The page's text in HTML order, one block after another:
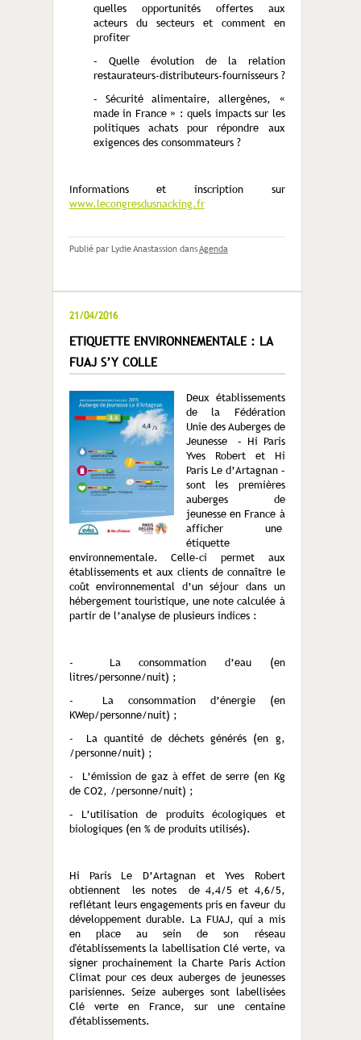
quelles opportunités offertes aux
acteurs du secteurs et comment en
profiter
– Quelle évolution de la relation
restaurateurs-distributeurs-fournisseurs ?
– Sécurité alimentaire, allergènes, «
made in France » : quels impacts sur les
politiques achats pour répondre aux
exigences des consommateurs ?
Informations et inscription sur
www.lecongresdusnacking.fr
Publié par Lydie Anastassion dansAgenda
21/04/2016
ETIQUETTE ENVIRONNEMENTALE : LA
FUAJ S’Y COLLE
Deux établissements
de la Fédération
Unie des Auberges de
Jeunesse – Hi Paris
Yves Robert et Hi
Paris Le d’Artagnan –
sont les premières
auberges de
jeunesse en France à
afficher une
étiquette
environnementale. Celle-ci permet aux
établissements et aux clients de connaître le
coût environnemental d’un séjour dans un
hébergement touristique, une note calculée à
partir de l’analyse de plusieurs indices :
- La consommation d’eau (en
litres/personne/nuit) ;
- La consommation d’énergie (en
KWep/personne/nuit) ;
- La quantité de déchets générés (en g,
/personne/nuit) ;
- L’émission de gaz à effet de serre (en Kg
de CO2, /personne/nuit) ;
– L’utilisation de produits écologiques et
biologiques (en % de produits utilisés).
Hi Paris Le D’Artagnan et Yves Robert
obtiennent les notes de 4,4/5 et 4,6/5,
reflétant leurs engagements pris en faveur du
développement durable. La FUAJ, qui a mis
en place au sein de son réseau
d'établissements la labellisation Clé verte, va
signer prochainement la Charte Paris Action
Climat pour ces deux auberges de jeunesses
parisiennes. Seize auberges sont labellisées
Clé verte en France, sur une centaine
d'établissements.